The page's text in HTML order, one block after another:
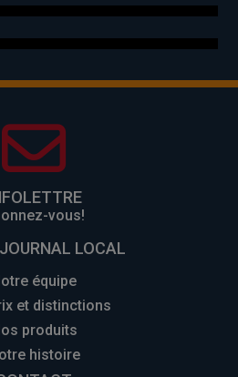
vous!
LOCAL
équipe
et distinctions
produits
histoire